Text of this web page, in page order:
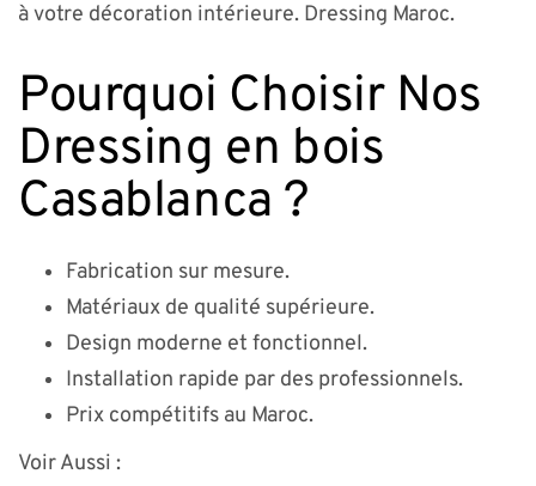
à votre décoration intérieure. Dressing Maroc.
Pourquoi Choisir Nos
Dressing en bois
Casablanca ?
Fabrication sur mesure.
Matériaux de qualité supérieure.
Design moderne et fonctionnel.
Installation rapide par des professionnels.
Prix compétitifs au Maroc.
Voir Aussi :